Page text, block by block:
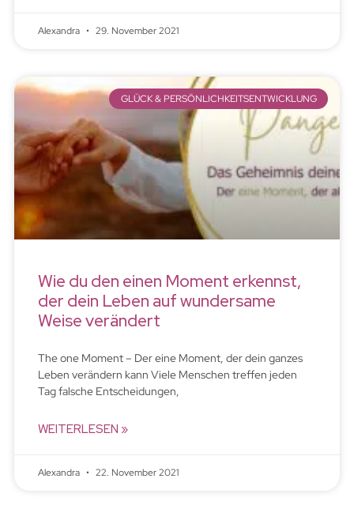
Alexandra 29. November 2021
GLÜCK & PERSÖNLICHKEITSENTWICKLUNG
Wie du den einen Moment erkennst,
der dein Leben auf wundersame
Weise verändert
The one Moment – Der eine Moment, der dein ganzes
Leben verändern kann Viele Menschen treffen jeden
Tag falsche Entscheidungen,
WEITERLESEN »
Alexandra 22. November 2021